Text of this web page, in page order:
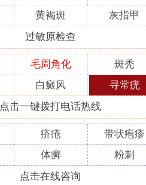
黄褐斑 灰指甲
过敏原检查
毛周角化
斑秃
白癜风 寻常疣
点击一键拨打电话热线
疥疮
带状疱疹
体癣 粉刺
点击在线咨询